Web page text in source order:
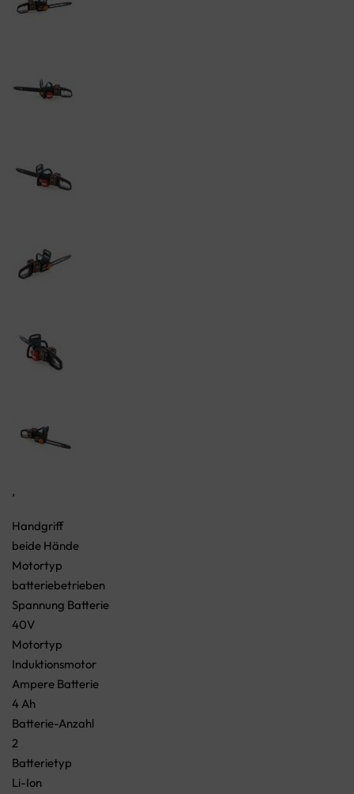
,
Handgriff
beide Hände
Motortyp
batteriebetrieben
Spannung Batterie
40V
Motortyp
Induktionsmotor
Ampere Batterie
4 Ah
Batterie-Anzahl
2
Batterietyp
Li-Ion